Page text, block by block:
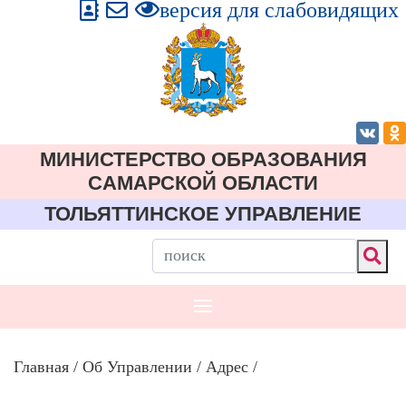
версия для слабовидящих
МИНИСТЕРСТВО ОБРАЗОВАНИЯ
CАМАРСКОЙ ОБЛАСТИ
ТОЛЬЯТТИНСКОЕ УПРАВЛЕНИЕ
Главная / Об Управлении / Адрес /